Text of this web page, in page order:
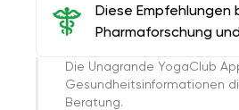
Diese
Pharmaforschung
Die Unagrande YogaClub
Gesundheitsinformationen
Beratung.